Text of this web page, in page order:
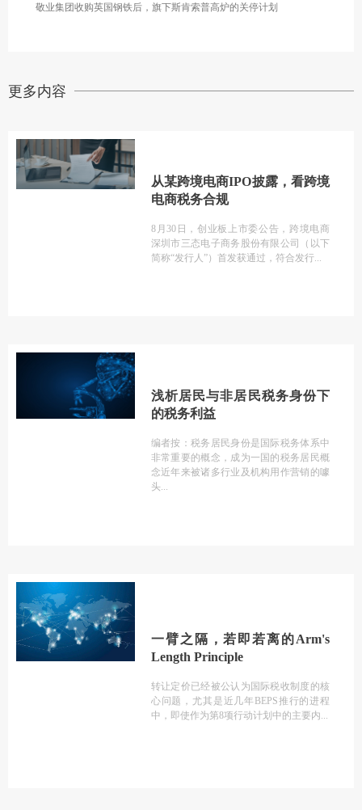
敬业集团收购英国钢铁后，旗下斯肯索普高炉的关停计划
更多内容
从某跨境电商IPO披露，看跨境
电商税务合规
8月30日，创业板上市委公告，跨境电商
深圳市三态电子商务股份有限公司（以下
简称“发行人”）首发获通过，符合发行
浅析居民与非居民税务身份下
的税务利益
编者按：税务居民身份是国际税务体系中
非常重要的概念，成为一国的税务居民概
念近年来被诸多行业及机构用作营销的噱
头
一臂之隔，若即若离的Arm's
Length Principle
转让定价已经被公认为国际税收制度的核
心问题，尤其是近几年BEPS推行的进程
中，即使作为第8项行动计划中的主要内